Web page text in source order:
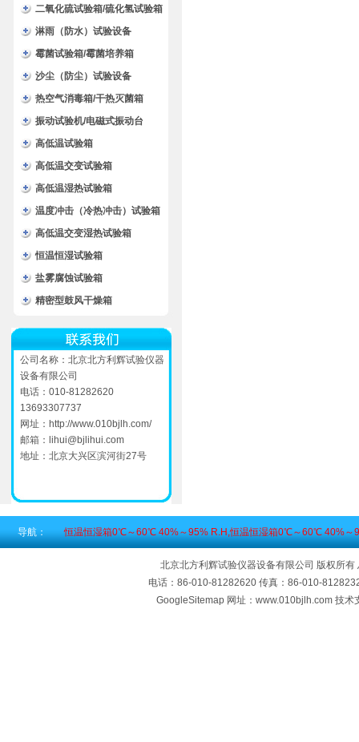
二氧化硫试验箱/硫化氢试验箱
淋雨（防水）试验设备
霉菌试验箱/霉菌培养箱
沙尘（防尘）试验设备
热空气消毒箱/干热灭菌箱
振动试验机/电磁式振动台
高低温试验箱
高低温交变试验箱
高低温湿热试验箱
温度冲击（冷热冲击）试验箱
高低温交变湿热试验箱
恒温恒湿试验箱
盐雾腐蚀试验箱
精密型鼓风干燥箱
公司名称：北京北方利辉试验仪器
设备有限公司
电话：010-81282620
13693307737
网址： http://www.010bjlh.com/
邮箱： lihui@bjlihui.com
地址：北京大兴区滨河街27号
导航： 恒温恒湿箱0℃～60℃ 40%～95% R.H,恒温恒湿箱0℃～60℃ 40%
北京北方利辉试验仪器设备有限公司 版权所有
电话：86-010-81282620 传真：86-010-
GoogleSitemap 网址：www.010bjlh.com 技